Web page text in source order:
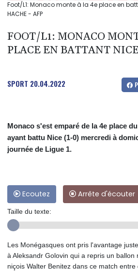
Foot/L1: Monaco monte à la 4e place en
HACHE - AFP
FOOT/L1: MONACO
PLACE EN BATTANT
SPORT 20.04.2022
Monaco s'est emparé de la 4e place
ayant battu Nice (1-0) mercredi à
journée de Ligue 1.
Ecoutez Arrête d'écouter
Taille du texte:
Les Monégasques ont pris l'avantage
à Aleksandr Golovin qui a repris un ballon
niçois Walter Benitez dans ce match